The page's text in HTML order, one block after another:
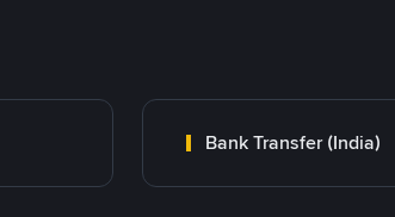
Bank Transfer (India)